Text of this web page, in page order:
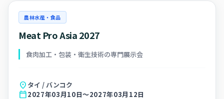
農林水産・食品
Meat Pro Asia 2027
食肉加工・包装・衛生技術の専門展示会
location_on タイ / バンコク
calendar_today2027年03月10日～2027年03月12日